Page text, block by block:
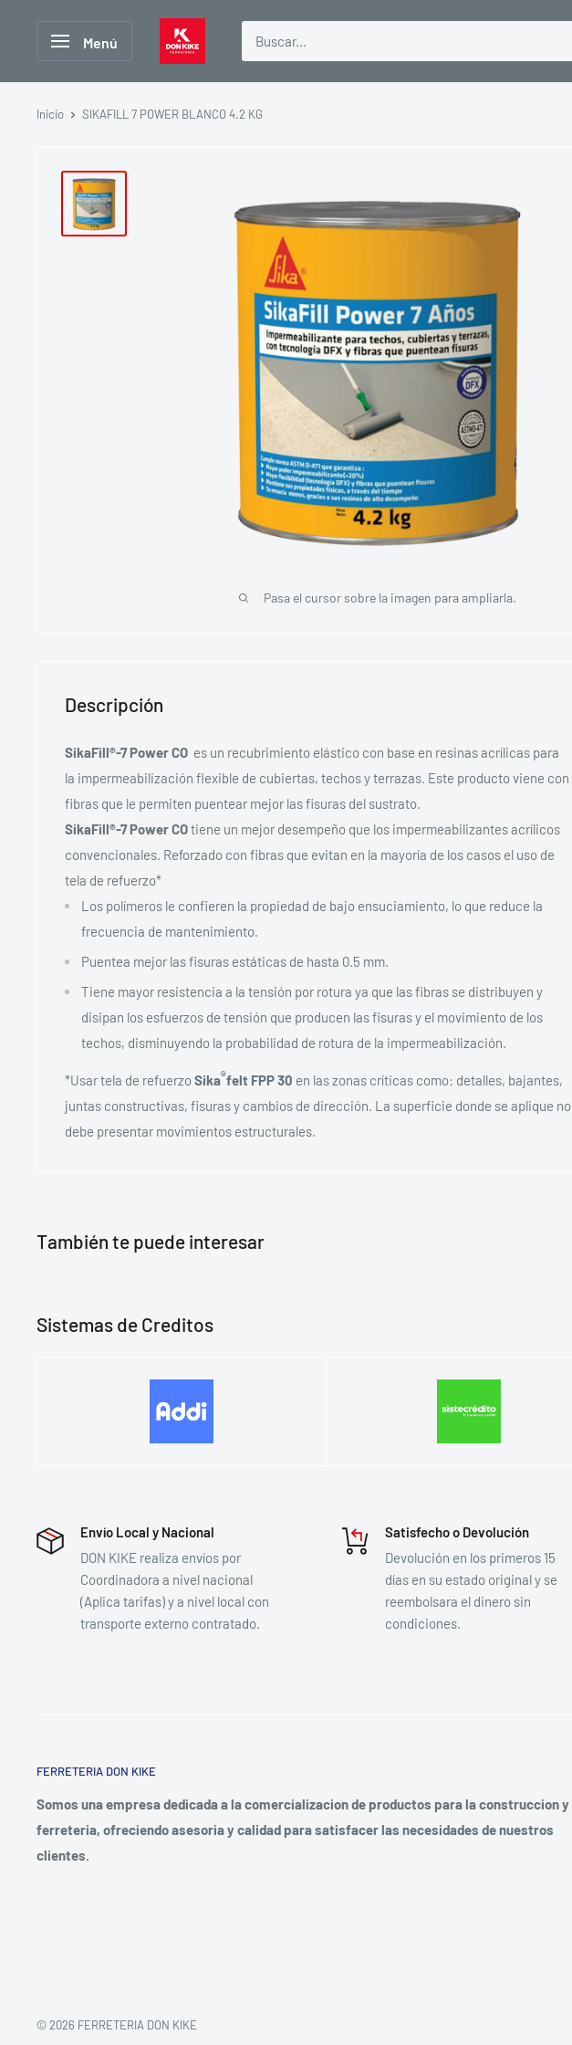
directamente
Menú
FERRETERIA
DON
KIKE
Inicio SIKAFILL 7 POWER BLANCO 4.2 KG
Pasa el cursor sobre la imagen para ampliarla.
Descripción
SikaFill®-7 Power CO es un recubrimiento elástico con base en resinas acrílicas para
la impermeabilización flexible de cubiertas, techos y terrazas. Este producto viene con
fibras que le permiten puentear mejor las fisuras del sustrato.
SikaFill®-7 Power COtiene un mejor desempeño que los impermeabilizantes acrílicos
convencionales. Reforzado con fibras que evitan en la mayoría de los casos el uso de
tela de refuerzo*
Los polímeros le confieren la propiedad de bajo ensuciamiento, lo que reduce la
frecuencia de mantenimiento.
Puentea mejor las fisuras estáticas de hasta 0.5 mm.
Tiene mayor resistencia a la tensión por rotura ya que las fibras se distribuyen y
disipan los esfuerzos de tensión que producen las fisuras y el movimiento de los
techos, disminuyendo la probabilidad de rotura de la impermeabilización.
*Usar tela de refuerzoSika®felt FPP 30 en las zonas críticas como: detalles, bajantes,
juntas constructivas, fisuras y cambios de dirección. La superficie donde se aplique no
debe presentar movimientos estructurales.
También te puede interesar
Sistemas de Creditos
Envío Local y Nacional
DON KIKE realiza envíos por
Coordinadora a nivel nacional
(Aplica tarifas) y a nivel local con
transporte externo contratado.
Satisfecho o Devolución
Devolución en los primeros 15
días en su estado original y se
reembolsara el dinero sin
condiciones.
FERRETERIA DON KIKE
Somos una empresa dedicada a la comercializacion de productos para la construccion y
ferreteria, ofreciendo asesoria y calidad para satisfacer las necesidades de nuestros
clientes.
© 2026 FERRETERIA DON KIKE